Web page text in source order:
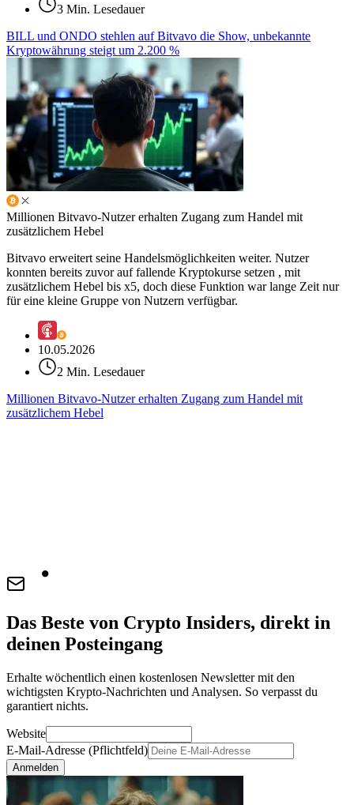
3 Min. Lesedauer
BILL und ONDO stehlen auf Bitvavo die Show, unbekannte
Kryptowährung steigt um 2.200 %
Millionen Bitvavo-Nutzer erhalten Zugang zum Handel mit
zusätzlichem Hebel
Bitvavo erweitert seine Handelsmöglichkeiten weiter. Nutzer
konnten bereits zuvor auf fallende Kryptokurse setzen , mit
zusätzlichem Hebel bis x5, doch diese Funktion war lange Zeit nur
für eine kleine Gruppe von Nutzern verfügbar.
10.05.2026
2 Min. Lesedauer
Millionen Bitvavo-Nutzer erhalten Zugang zum Handel mit
zusätzlichem Hebel
Das Beste von Crypto Insiders, direkt in
deinen Posteingang
Erhalte wöchentlich einen kostenlosen Newsletter mit den
wichtigsten Krypto-Nachrichten und Analysen. So verpasst du
garantiert nichts.
Website
E-Mail-Adresse (Pflichtfeld)
Anmelden